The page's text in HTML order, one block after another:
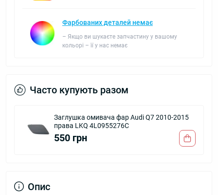
Фарбованих деталей немає
– Якщо ви шукаєте запчастину у вашому
кольорі – її у нас немає
Часто купують разом
Заглушка омивача фар Audi Q7 2010-2015
права LKQ 4L0955276C
550 грн
Опис